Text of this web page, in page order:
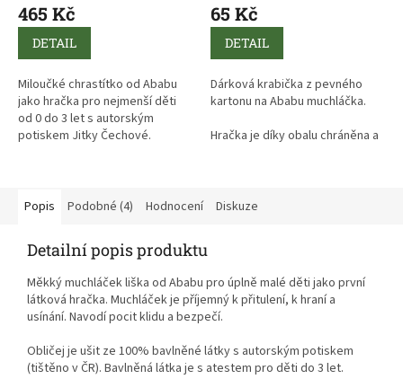
465 Kč
DETAIL
Miloučké chrastítko od Ababu
jako hračka pro nejmenší děti
od 0 do 3 let s autorským
potiskem Jitky Čechové.
65 Kč
DETAIL
Dárková krabička z pevného
kartonu na Ababu muchláčka.
Hračka je díky obalu chráněna a
plyšového muchláčka jako
Popis Podobné (4) Hodnocení Diskuze
Detailní popis produktu
Měkký muchláček liška od Ababu pro úplně malé děti jako první
látková hračka. Muchláček je příjemný k přitulení, k hraní a
usínání. Navodí pocit klidu a bezpečí.
Obličej je ušit ze 100% bavlněné látky s autorským potiskem
(tištěno v ČR). Bavlněná látka je s atestem pro děti do 3 let.